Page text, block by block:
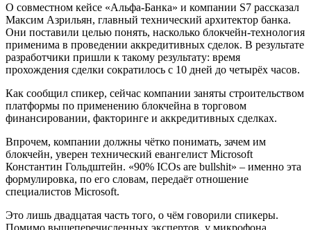
О совместном кейсе «Альфа-Банка» и компании S7 рассказал
Максим Азрильян, главный технический архитектор банка.
Они поставили целью понять, насколько блокчейн-технология
применима в проведении аккредитивных сделок. В результате
разработчики пришли к такому результату: время
прохождения сделки сократилось с 10 дней до четырёх часов.
Как сообщил спикер, сейчас компании заняты строительством
платформы по применению блокчейна в торговом
финансировании, факторинге и аккредитивных сделках.
Впрочем, компании должны чётко понимать, зачем им
блокчейн, уверен технический евангелист Microsoft
Константин Гольдштейн. «90% ICOs are bullshit» – именно эта
формулировка, по его словам, передаёт отношение
специалистов Microsoft.
Это лишь двадцатая часть того, о чём говорили спикеры.
Помимо вышеперечисленных экспертов, у микрофона